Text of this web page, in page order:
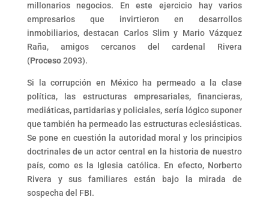
millonarios negocios. En este ejercicio hay varios
empresarios que invirtieron en desarrollos
inmobiliarios, destacan Carlos Slim y Mario Vázquez
Raña, amigos cercanos del cardenal Rivera
(Proceso2093).
Si la corrupción en México ha permeado a la clase
política, las estructuras empresariales, financieras,
mediáticas, partidarias y policiales, sería lógico suponer
que también ha permeado las estructuras eclesiásticas.
Se pone en cuestión la autoridad moral y los principios
doctrinales de un actor central en la historia de nuestro
país, como es la Iglesia católica. En efecto, Norberto
Rivera y sus familiares están bajo la mirada de
sospecha del FBI.